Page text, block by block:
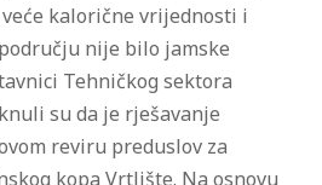
kalorične vrijednosti i
nije bilo jamske
Tehničkog sektora
su da je rješavanje
reviru preduslov za
kopa Vrtlište. Na osnovu